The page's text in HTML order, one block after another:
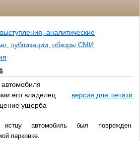
аналитические
публикации, обзоры СМИ
его владелец
ущерба
версия для печати
истцу автомобиль был поврежден
парковке.